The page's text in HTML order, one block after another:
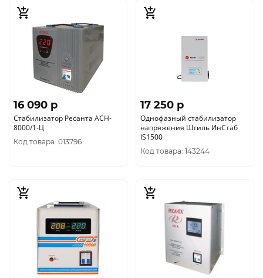
16 090 p
Стабилизатор Ресанта АСН-
8000/1-Ц
Код товара: 013796
17 250 p
Однофазный стабилизатор
напряжения Штиль ИнСтаб
IS1500
Код товара: 143244